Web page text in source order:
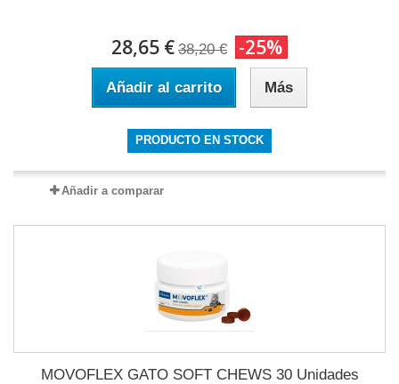
28,65 € 38,20 € -25%
Añadir al carrito Más
PRODUCTO EN STOCK
Añadir a comparar
MOVOFLEX GATO SOFT CHEWS 30 Unidades